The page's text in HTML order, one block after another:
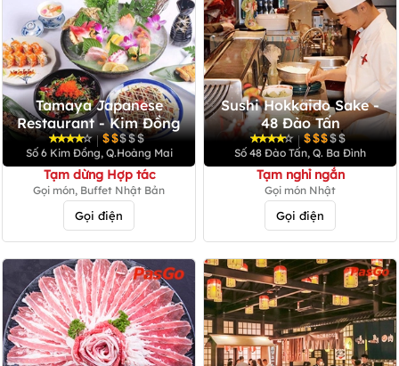
Tamaya Japanese
Restaurant - Kim Đồng
|
Số 6 Kim Đồng, Q.Hoàng Mai
Tạm dừng Hợp tác
Gọi món, Buffet Nhật Bản
Gọi điện
Sushi Hokkaido Sake -
48 Đào Tấn
|
Số 48 Đào Tấn, Q. Ba Đình
Tạm nghỉ ngắn
Gọi món Nhật
Gọi điện